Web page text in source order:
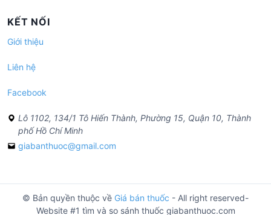
KẾT NỐI
Giới thiệu
Liên hệ
Facebook
Lô 1102, 134/1 Tô Hiến Thành, Phường 15, Quận 10, Thành
phố Hồ Chí Minh
giabanthuoc@gmail.com
© Bản quyền thuộc về Giá bán thuốc - All right reserved-
Website #1 tìm và so sánh thuốc giabanthuoc.com